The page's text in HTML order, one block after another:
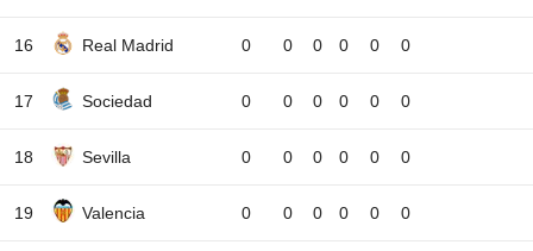
16 Real Madrid 0 0 0 0 0 0
17 Sociedad 0 0 0 0 0 0
18 Sevilla 0 0 0 0 0 0
19 Valencia 0 0 0 0 0 0